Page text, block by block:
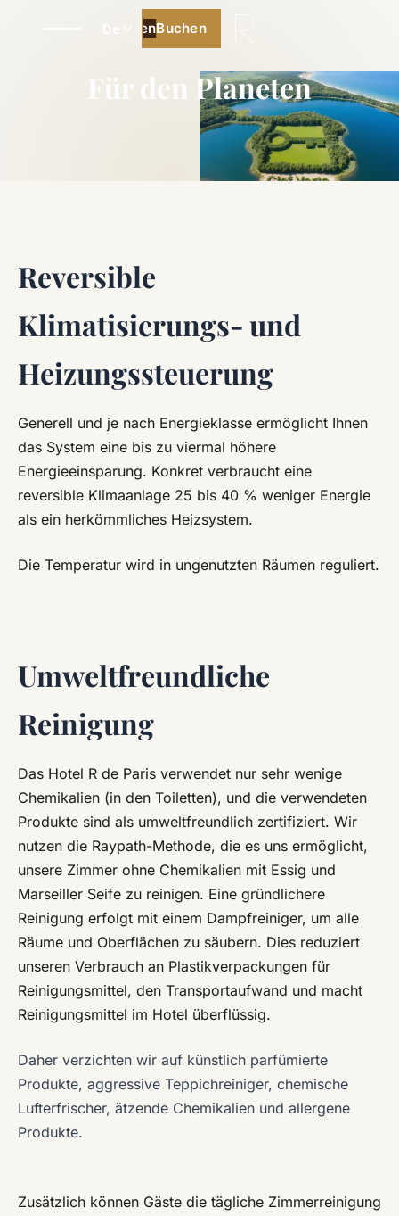
Buchen
Buchen
Für den Planeten
Reversible
Klimatisierungs- und
Heizungssteuerung
Generell und je nach Energieklasse ermöglicht Ihnen
das System eine bis zu viermal höhere
Energieeinsparung. Konkret verbraucht eine
reversible Klimaanlage 25 bis 40 % weniger Energie
als ein herkömmliches Heizsystem.
Die Temperatur wird in ungenutzten Räumen reguliert.
Umweltfreundliche
Reinigung
Das Hotel R de Paris verwendet nur sehr wenige
Chemikalien (in den Toiletten), und die verwendeten
Produkte sind als umweltfreundlich zertifiziert. Wir
nutzen die Raypath-Methode, die es uns ermöglicht,
unsere Zimmer ohne Chemikalien mit Essig und
Marseiller Seife zu reinigen. Eine gründlichere
Reinigung erfolgt mit einem Dampfreiniger, um alle
Räume und Oberflächen zu säubern. Dies reduziert
unseren Verbrauch an Plastikverpackungen für
Reinigungsmittel, den Transportaufwand und macht
Reinigungsmittel im Hotel überflüssig.
Daher verzichten wir auf künstlich parfümierte
Produkte, aggressive Teppichreiniger, chemische
Lufterfrischer, ätzende Chemikalien und allergene
Produkte.
Zusätzlich können Gäste die tägliche Zimmerreinigung